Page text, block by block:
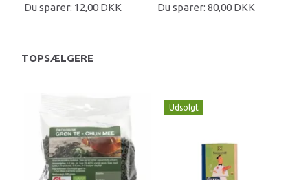
Du sparer: 12,00 DKK Du sparer: 80,00 DKK
TOPSÆLGERE
Udsolgt